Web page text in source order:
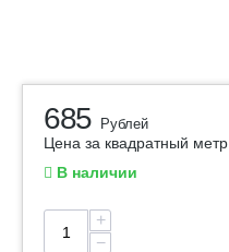
685 Рублей
Цена за квадратный метр
В наличии
+
−